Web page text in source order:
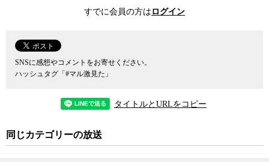
約が真に国益を守る目的で秘密にされてきたかどうかすら、怪しく
外交の舞台で核軍縮に関してイニシアチブをとったこともなけれ
ば、国連の核兵器に反対する議決に対しても、率先して反対もしく
は棄権をしてきたのが現実だという。安全保障政策においてアメリ
な関心事ではなかったのだ。むしろ、核の傘を提供してくれている
アメリカの意向を慮ることこそが、日本外交にとっては唯一無二の
考える必要すらなかった。
すでに会員の方は ログイン
SNSに感想やコメントをお寄せください。
ハッシュタグ「#マル激見た」
タイトルとURLをコピー
同じカテゴリーの放送